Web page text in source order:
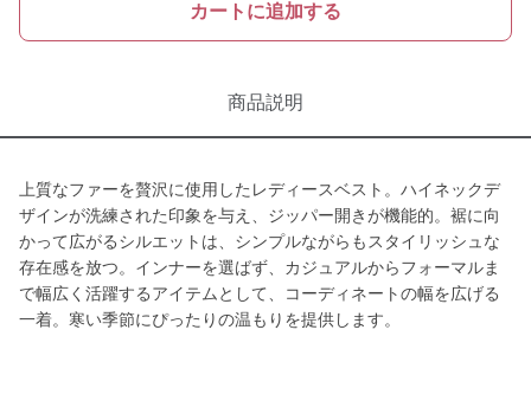
カートに追加する
商品説明
上質なファーを贅沢に使用したレディースベスト。ハイネックデ
ザインが洗練された印象を与え、ジッパー開きが機能的。裾に向
かって広がるシルエットは、シンプルながらもスタイリッシュな
存在感を放つ。インナーを選ばず、カジュアルからフォーマルま
で幅広く活躍するアイテムとして、コーディネートの幅を広げる
一着。寒い季節にぴったりの温もりを提供します。